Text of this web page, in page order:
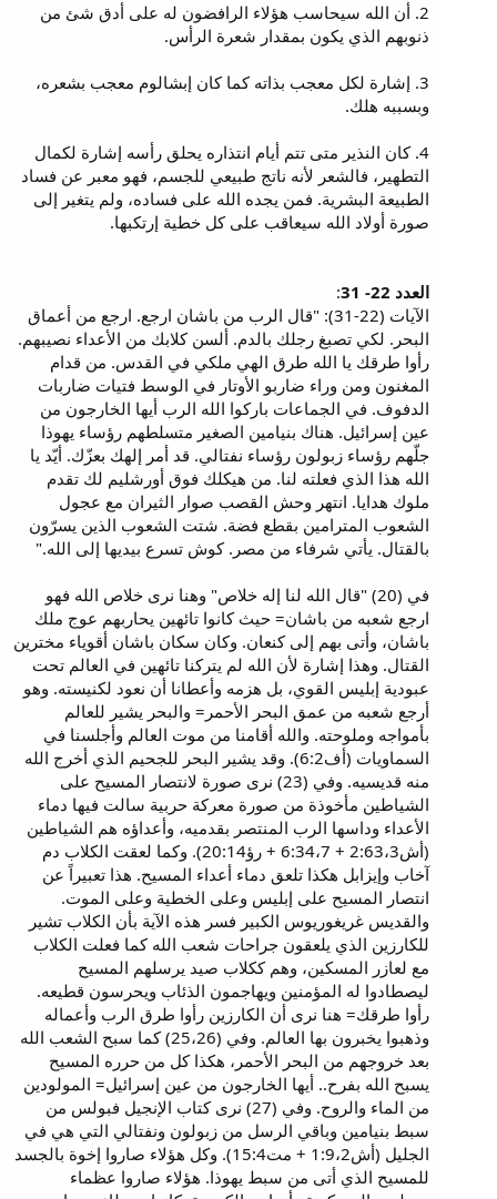
2. أن الله سيحاسب هؤلاء الرافضون له على أدق شئ من
ذنوبهم الذي يكون بمقدار شعرة الرأس.
3. إشارة لكل معجب بذاته كما كان إبشالوم معجب بشعره،
وبسببه هلك.
4. كان النذير متى تتم أيام انتذاره يحلق رأسه إشارة لكمال
التطهير، فالشعر لأنه ناتج طبيعي للجسم، فهو معبر عن فساد
الطبيعة البشرية. فمن يجده الله على فساده، ولم يتغير إلى
صورة أولاد الله سيعاقب على كل خطية إرتكبها.
العدد 22- 31
:
الآيات (22-31): "قال الرب من باشان ارجع. ارجع من أعماق
البحر. لكي تصبغ رجلك بالدم. ألسن كلابك من الأعداء نصيبهم.
رأوا طرقك يا الله طرق الهي ملكي في القدس. من قدام
المغنون ومن وراء ضاربو الأوتار في الوسط فتيات ضاربات
الدفوف. في الجماعات باركوا الله الرب أيها الخارجون من
عين إسرائيل. هناك بنيامين الصغير متسلطهم رؤساء يهوذا
جلّهم رؤساء زبولون رؤساء نفتالي. قد أمر إلهك بعزّك. أيّد يا
الله هذا الذي فعلته لنا. من هيكلك فوق أورشليم لك تقدم
ملوك هدايا. انتهر وحش القصب صوار الثيران مع عجول
الشعوب المترامين بقطع فضة. شتت الشعوب الذين يسرّون
بالقتال. يأتي شرفاء من مصر. كوش تسرع بيديها إلى الله."
في (20) "قال الله لنا إله خلاص" وهنا نرى خلاص الله فهو
ارجع شعبه من باشان= حيث كانوا تائهين يحاربهم عوج ملك
باشان، وأتى بهم إلى كنعان. وكان سكان باشان أقوياء مخترين
القتال. وهذا إشارة لأن الله لم يتركنا تائهين في العالم تحت
عبودية إبليس القوي، بل هزمه وأعطانا أن نعود لكنيسته. وهو
أرجع شعبه من عمق البحر الأحمر= والبحر يشير للعالم
بأمواجه وملوحته. والله أقامنا من موت العالم وأجلسنا في
السماويات (أف6:2). وقد يشير البحر للجحيم الذي أخرج الله
منه قديسيه. وفي (23) نرى صورة لانتصار المسيح على
الشياطين مأخوذة من صورة معركة حربية سالت فيها دماء
الأعداء وداسها الرب المنتصر بقدميه، وأعداؤه هم الشياطين
(أش2:63،3 + 6:34،7 + رؤ20:14). وكما لعقت الكلاب دم
آخاب وإيزابل هكذا تلعق دماء أعداء المسيح. هذا تعبيراً عن
انتصار المسيح على إبليس وعلى الخطية وعلى الموت.
والقديس غريغوريوس الكبير فسر هذه الآية بأن الكلاب تشير
للكارزين الذي يلعقون جراحات شعب الله كما فعلت الكلاب
مع لعازر المسكين، وهم ككلاب صيد يرسلهم المسيح
ليصطادوا له المؤمنين ويهاجمون الذئاب ويحرسون قطيعه.
رأوا طرقك= هنا نرى أن الكارزين رأوا طرق الرب وأعماله
وذهبوا يخبرون بها العالم. وفي (25،26) كما سبح الشعب الله
بعد خروجهم من البحر الأحمر، هكذا كل من حرره المسيح
يسبح الله بفرح.. أيها الخارجون من عين إسرائيل= المولودين
من الماء والروح. وفي (27) نرى كتاب الإنجيل فبولس من
سبط بنيامين وباقي الرسل من زبولون ونفتالي التي هي في
الجليل (أش1:9،2 + مت15:4). وكل هؤلاء صاروا إخوة بالجسد
للمسيح الذي أتى من سبط يهوذا. هؤلاء صاروا عظماء